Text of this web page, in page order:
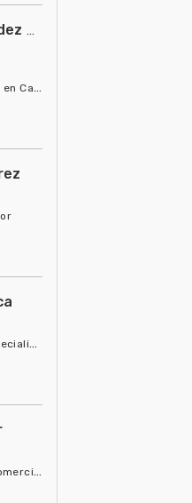
Silva
Cargill
del Pacto Andino